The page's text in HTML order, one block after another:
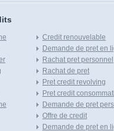
Credit renouvelable
Demande de pret en
Rachat pret personnel
Rachat de pret
Pret credit revolving
Pret credit
Demande de pret
Offre de credit
Demande de pret en